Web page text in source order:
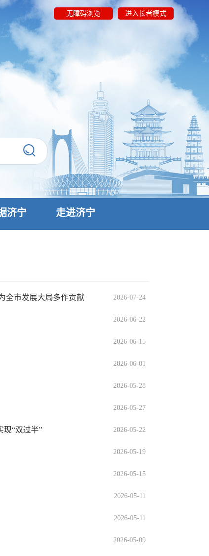
无障碍浏览 进入长者模式
济宁 走进济宁
全市发展大局多作贡献 2026-07-24
2026-06-22
2026-06-15
2026-06-01
2026-05-28
2026-05-27
现“双过半” 2026-05-22
2026-05-19
2026-05-15
2026-05-11
2026-05-11
2026-05-09